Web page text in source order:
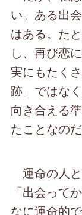
い。ある出
はある。た
し、再び恋
実にもたく
跡」ではな
向き合える
たことなのだ
運命の人と
「出会って
なに運命的